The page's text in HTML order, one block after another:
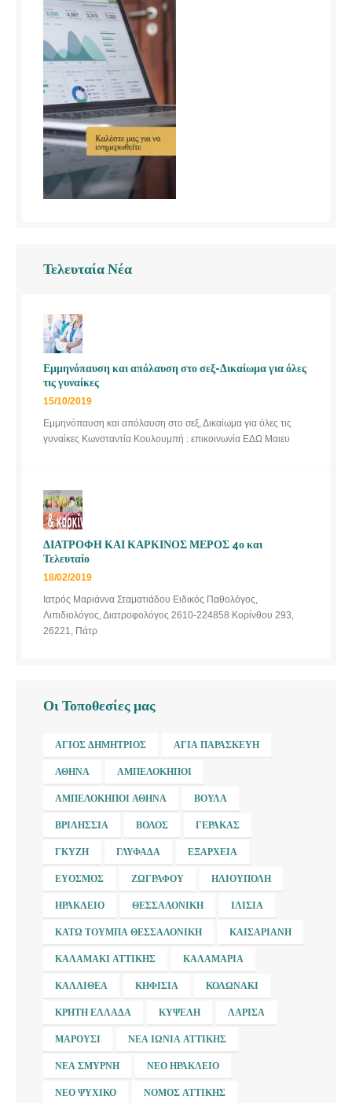
Τελευταία Νέα
Εμμηνόπαυση και απόλαυση στο σεξ-Δικαίωμα για όλες
τις γυναίκες
15/10/2019
Εμμηνόπαυση και απόλαυση στο σεξ, Δικαίωμα για όλες τις
γυναίκες Κωνσταντία Κουλουμπή : επικοινωνία ΕΔΩ Μαιευ
ΔΙΑΤΡΟΦΗ ΚΑΙ ΚΑΡΚΙΝΟΣ ΜΕΡΟΣ 4ο και
Τελευταίο
18/02/2019
Ιατρός Μαριάννα Σταματιάδου Ειδικός Παθολόγος,
Λιπιδιολόγος, Διατροφολόγος 2610-224858 Κορίνθου 293,
26221, Πάτρ
Οι Τοποθεσίες μας
ΆΓΙΟΣ ΔΗΜΉΤΡΙΟΣ ΑΓΊΑ ΠΑΡΑΣΚΕΥΉ
ΑΘΉΝΑ ΑΜΠΕΛΌΚΗΠΟΙ
ΑΜΠΕΛΌΚΗΠΟΙ ΑΘΉΝΑ ΒΟΎΛΑ
ΒΡΙΛΉΣΣΙΑ ΒΌΛΟΣ ΓΈΡΑΚΑΣ
ΓΚΎΖΗ ΓΛΥΦΆΔΑ ΕΞΆΡΧΕΙΑ
ΕΎΟΣΜΟΣ ΖΩΓΡΆΦΟΥ ΗΛΙΟΎΠΟΛΗ
ΗΡΆΚΛΕΙΟ ΘΕΣΣΑΛΟΝΊΚΗ ΙΛΊΣΙΑ
ΚΆΤΩ ΤΟΎΜΠΑ ΘΕΣΣΑΛΟΝΊΚΗ ΚΑΙΣΑΡΙΑΝΉ
ΚΑΛΑΜΆΚΙ ΑΤΤΙΚΉΣ ΚΑΛΑΜΑΡΙΆ
ΚΑΛΛΙΘΈΑ ΚΗΦΙΣΙΆ ΚΟΛΩΝΆΚΙ
ΚΡΉΤΗ ΕΛΛΆΔΑ ΚΥΨΈΛΗ ΛΆΡΙΣΑ
ΜΑΡΟΎΣΙ ΝΈΑ ΙΩΝΊΑ ΑΤΤΙΚΉΣ
ΝΈΑ ΣΜΎΡΝΗ ΝΈΟ ΗΡΆΚΛΕΙΟ
ΝΈΟ ΨΥΧΙΚΌ ΝΟΜΌΣ ΑΤΤΙΚΉΣ